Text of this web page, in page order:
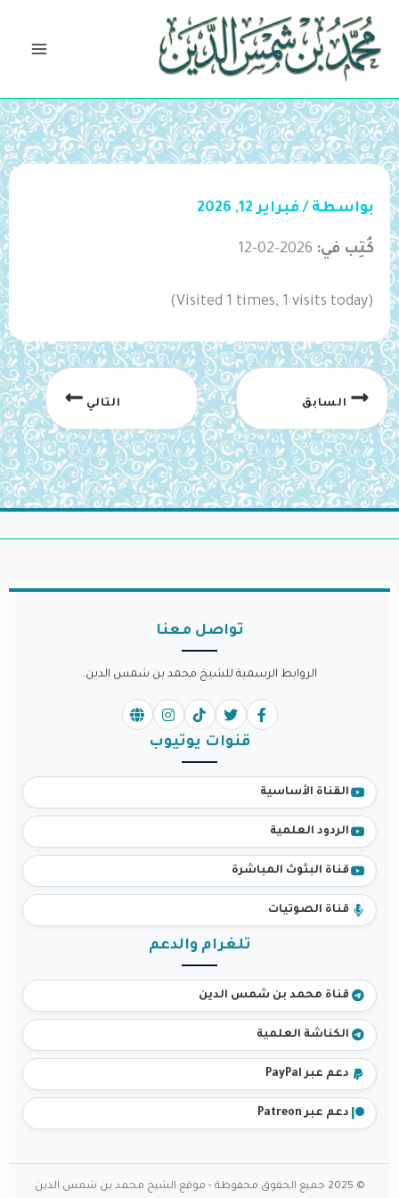
تخطي
المحتوى
بواسطة / فبراير 12, 2026
كُتِب في: 2026-02-12
(Visited 1 times, 1 visits today)
السابق التالي
تواصل معنا
الروابط الرسمية للشيخ محمد بن شمس الدين.
قنوات يوتيوب
القناة الأساسية
الردود العلمية
قناة البثوث المباشرة
قناة الصوتيات
تلغرام والدعم
قناة محمد بن شمس الدين
الكناشة العلمية
دعم عبر PayPal
دعم عبر Patreon
© 2025 جميع الحقوق محفوظة - موقع الشيخ محمد بن شمس الدين